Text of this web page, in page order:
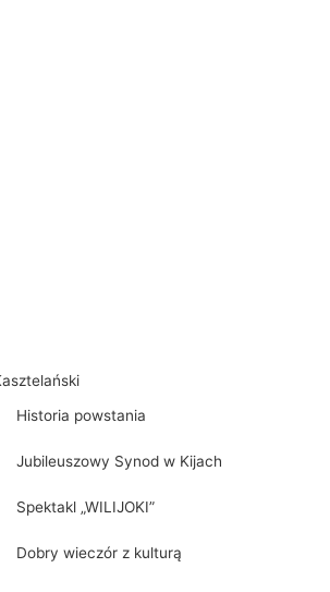
Historia powstania
Jubileuszowy Synod w Kijach
Spektakl „WILIJOKI”
Dobry wieczór z kulturą
KULTURY